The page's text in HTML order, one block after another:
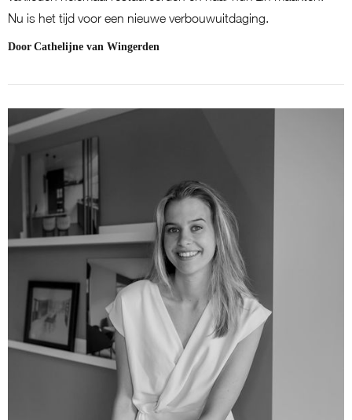
Nu is het tijd voor een nieuwe verbouwuitdaging.
Door Cathelijne van Wingerden